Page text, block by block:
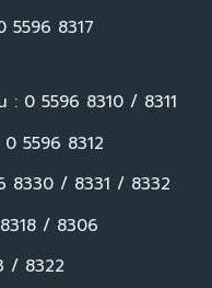
5596 8317
: 0 5596 8310 / 8311
5596 8312
8330 / 8331 / 8332
/ 8306
/ 8322